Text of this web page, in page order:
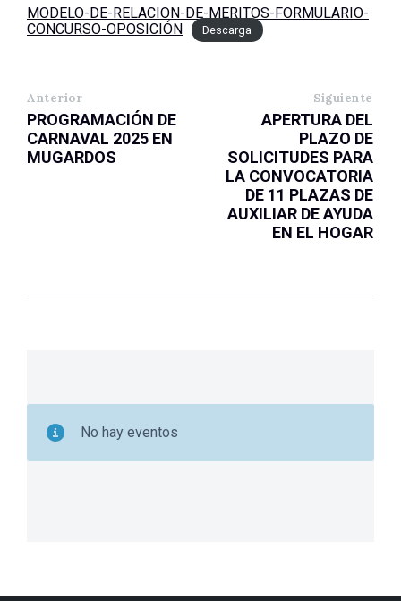
MODELO-DE-RELACION-DE-MERITOS-FORMULARIO-
CONCURSO-OPOSICIÓN
Descarga
Anterior
PROGRAMACIÓN DE
CARNAVAL 2025 EN
MUGARDOS
Siguiente
APERTURA DEL
PLAZO DE
SOLICITUDES PARA
LA CONVOCATORIA
DE 11 PLAZAS DE
AUXILIAR DE AYUDA
EN EL HOGAR
No hay eventos